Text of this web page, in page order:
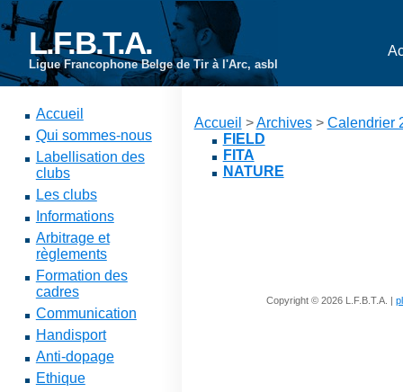
L.F.B.T.A.
Ligue Francophone Belge de Tir à l'Arc, asbl
Accueil
Qui sommes-nous
Labellisation des
clubs
Les clubs
Informations
Arbitrage et
règlements
Formation des
cadres
Communication
Handisport
Anti-dopage
Ethique
Accueil >Archives> Calendrier
FIELD
FITA
NATURE
Copyright © 2026 L.F.B.T.A. |